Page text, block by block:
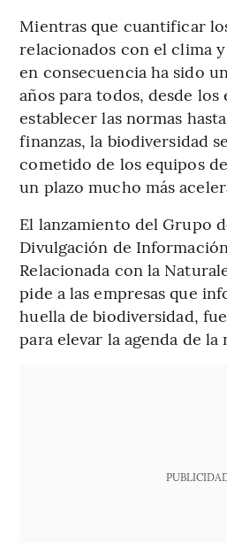
Mientras que cuantificar
relacionados con el clima
en consecuencia ha sido
años para todos, desde los
establecer las normas
finanzas, la biodiversidad
cometido de los equipos
un plazo mucho más
El lanzamiento del Grupo
Divulgación de
Relacionada con la
pide a las empresas que
huella de biodiversidad,
para elevar la agenda de la